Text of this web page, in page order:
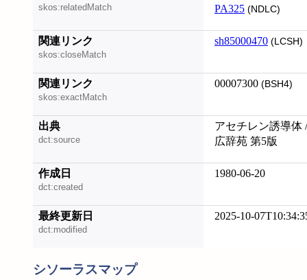
skos:relatedMatch
PA325 (NDLC)
関連リンク
skos:closeMatch
sh85000470 (LCSH)
関連リンク
skos:exactMatch
00007300 (BSH4)
出典
dct:source
アセチレン誘導体
広辞苑 第5版
作成日
dct:created
1980-06-20
最終更新日
dct:modified
2025-10-
シソーラスマップ